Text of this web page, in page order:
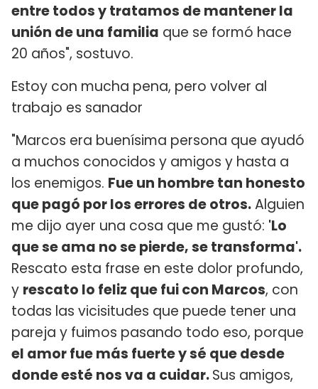
entre todos y tratamos de mantener la
unión de una familia que se formó hace
20 años", sostuvo.
Estoy con mucha pena, pero volver al
trabajo es sanador
"Marcos era buenísima persona que ayudó
a muchos conocidos y amigos y hasta a
los enemigos. Fue un hombre tan honesto
que pagó por los errores de otros.Alguien
me dijo ayer una cosa que me gustó: 'Lo
que se ama no se pierde, se transforma'.
Rescato esta frase en este dolor profundo,
y rescato lo feliz que fui con Marcos, con
todas las vicisitudes que puede tener una
pareja y fuimos pasando todo eso, porque
el amor fue más fuerte y sé que desde
donde esté nos va a cuidar.Sus amigos,